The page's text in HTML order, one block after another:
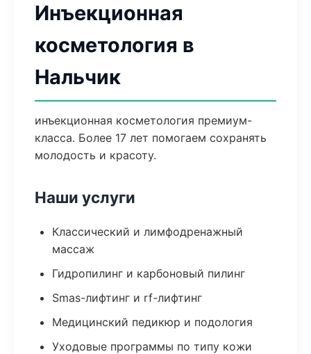
Инъекционная
косметология в
Нальчик
инъекционная косметология премиум-
класса. Более 17 лет помогаем сохранять
молодость и красоту.
Наши услуги
Классический и лимфодренажный
массаж
Гидропилинг и карбоновый пилинг
Smas-лифтинг и rf-лифтинг
Медицинский педикюр и подология
Уходовые программы по типу кожи